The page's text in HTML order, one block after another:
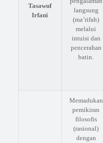
Tasawuf
Irfani
langsung
(ma’rifah)
melalui
intuisi dan
pencerahan
batin.
Memadukan
pemikiran
filosofis
(rasional)
dengan